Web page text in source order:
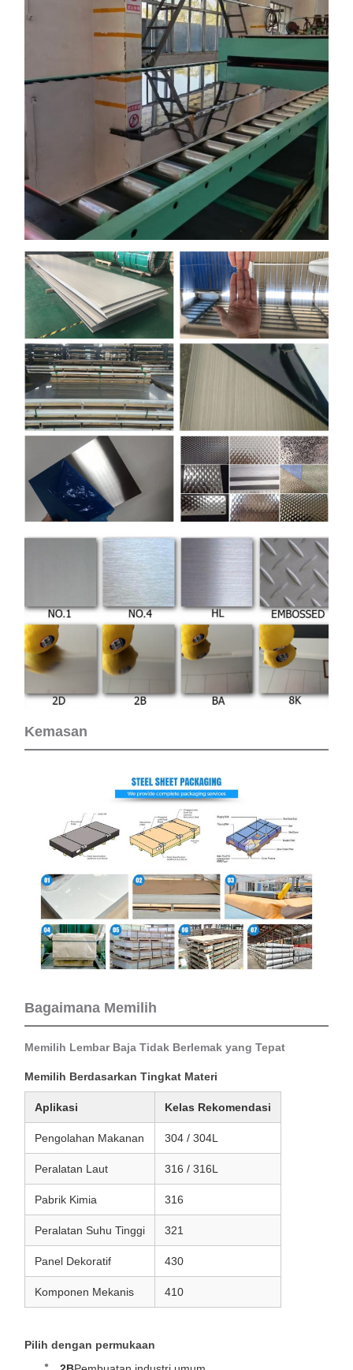
Kemasan
Bagaimana Memilih
Memilih Lembar Baja Tidak Berlemak yang Tepat
Memilih Berdasarkan Tingkat Materi
Aplikasi Kelas Rekomendasi
Pengolahan Makanan 304 / 304L
Peralatan Laut 316 / 316L
Pabrik Kimia 316
Peralatan Suhu Tinggi 321
Panel Dekoratif 430
Komponen Mekanis 410
Pilih dengan permukaan